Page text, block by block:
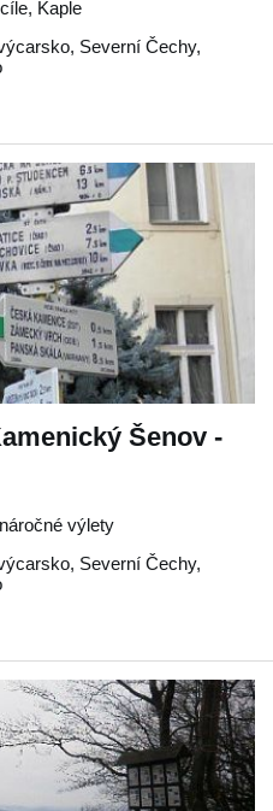
Kaple
, Severní Čechy,
Šenov -
výlety
, Severní Čechy,